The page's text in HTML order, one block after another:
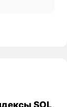
SOL,